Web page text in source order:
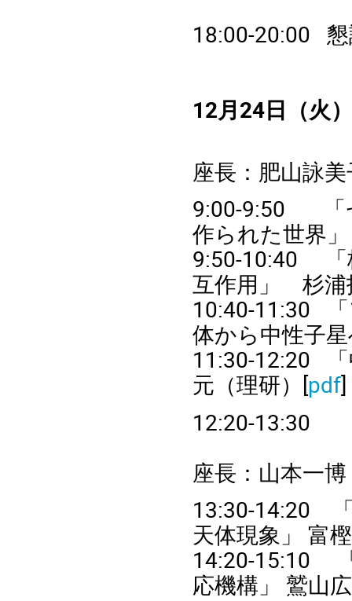
18:00-20:00
12月24日（火）
座長：肥山詠
9:00-9:50
作られた世界」
9:50-10:40
互作用」 杉
10:40-11:30
体から中性子
11:30-12:20
元（理研）[pdf]
12:20-13:30
座長：山本一
13:30-14:20
天体現象」
富
14:20-15:10
応機構」
鷲山